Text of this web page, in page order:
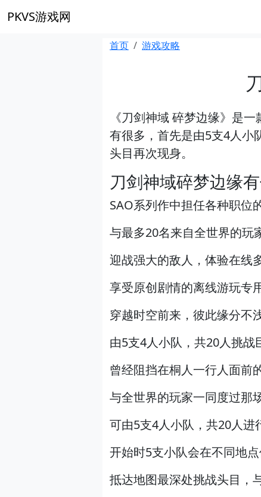
PKVS游戏网
首页 游戏攻略
《刀剑神域 碎梦边缘》是
有很多，首先是由5支4人小
头目再次现身。
刀剑神域碎梦边缘
SAO系列作中担任各种职位
与最多20名来自全世界的玩
迎战强大的敌人，体验在线
享受原创剧情的离线游玩专
穿越时空前来，彼此缘分不
由5支4人小队，共20人挑战
曾经阻挡在桐人一行人面前
与全世界的玩家一同度过那
可由5支4人小队，共20人进
开始时5支小队会在不同地
抵达地图最深处挑战头目，